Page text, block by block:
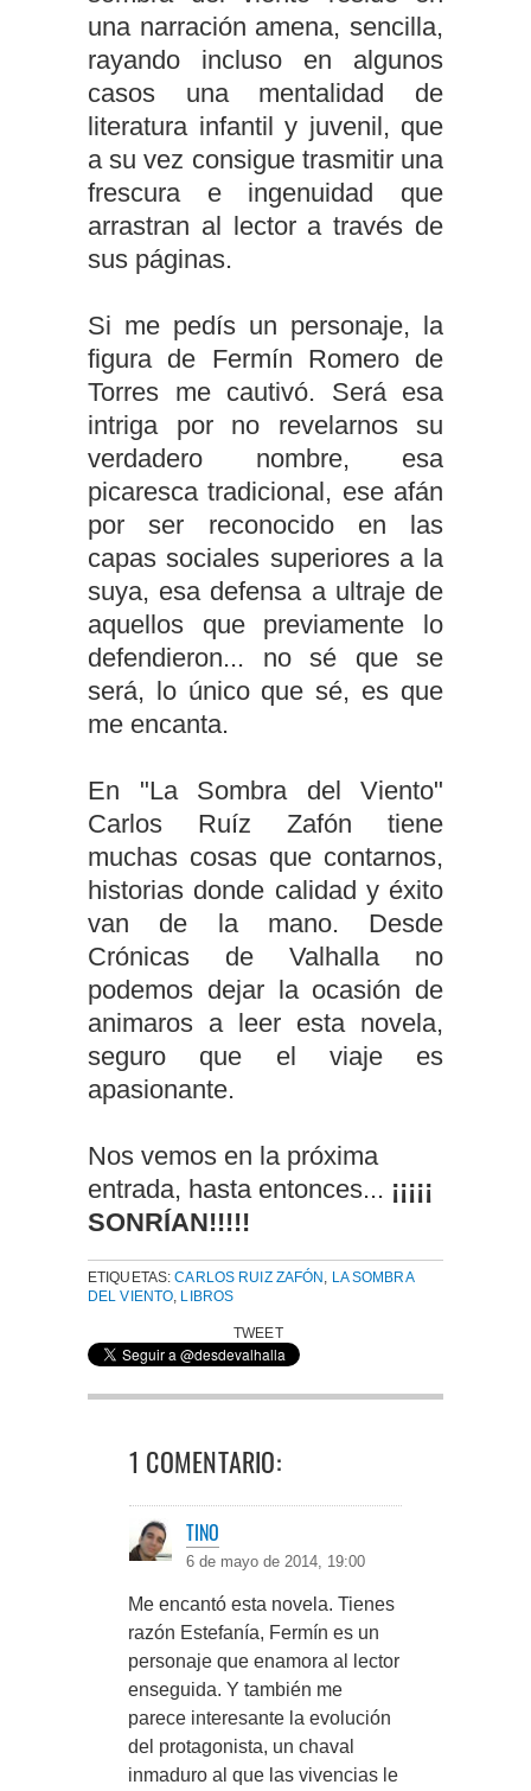
una narración amena, sencilla,
rayando incluso en algunos
casos una mentalidad de
literatura infantil y juvenil, que
a su vez consigue trasmitir una
frescura e ingenuidad que
arrastran al lector a través de
sus páginas.
Si me pedís un personaje, la
figura de Fermín Romero de
Torres me cautivó. Será esa
intriga por no revelarnos su
verdadero nombre, esa
picaresca tradicional, ese afán
por ser reconocido en las
capas sociales superiores a la
suya, esa defensa a ultraje de
aquellos que previamente lo
defendieron... no sé que se
será, lo único que sé, es que
me encanta.
En "La Sombra del Viento"
Carlos Ruíz Zafón tiene
muchas cosas que contarnos,
historias donde calidad y éxito
van de la mano. Desde
Crónicas de Valhalla no
podemos dejar la ocasión de
animaros a leer esta novela,
seguro que el viaje es
apasionante.
Nos vemos en la próxima
entrada, hasta entonces... ¡¡¡¡¡
SONRÍAN!!!!!
ETIQUETAS:CARLOS RUIZ ZAFÓN , LA SOMBRA
DEL VIENTO, LIBROS
TWEET
1 COMENTARIO:
TINO
6 de mayo de 2014, 19:00
Me encantó esta novela. Tienes
razón Estefanía, Fermín es un
personaje que enamora al lector
enseguida. Y también me
parece interesante la evolución
del protagonista, un chaval
inmaduro al que las vivencias le